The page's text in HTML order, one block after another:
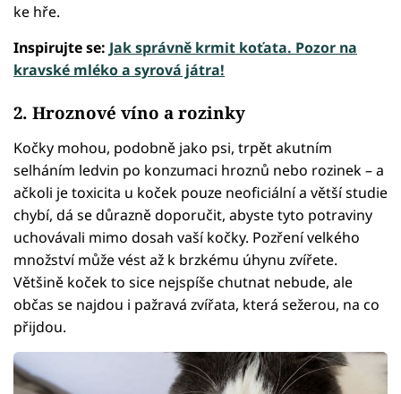
ke hře.
Inspirujte se: Jak správně krmit koťata. Pozor na
kravské mléko a syrová játra!
2. Hroznové víno a rozinky
Kočky mohou, podobně jako psi, trpět akutním
selháním ledvin po konzumaci hroznů nebo rozinek – a
ačkoli je toxicita u koček pouze neoficiální a větší studie
chybí, dá se důrazně doporučit, abyste tyto potraviny
uchovávali mimo dosah vaší kočky. Pozření velkého
množství může vést až k brzkému úhynu zvířete.
Většině koček to sice nejspíše chutnat nebude, ale
občas se najdou i pažravá zvířata, která sežerou, na co
přijdou.